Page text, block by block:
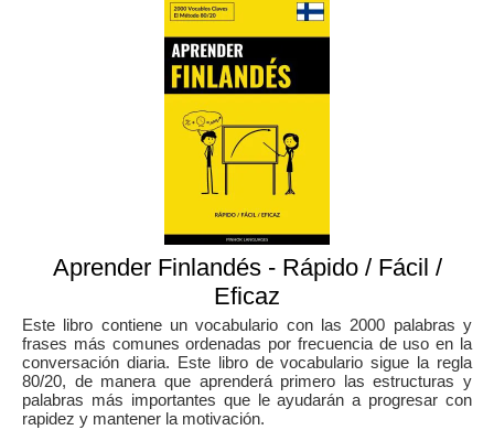
Aprender Finlandés - Rápido / Fácil /
Eficaz
Este libro contiene un vocabulario con las 2000 palabras y
frases más comunes ordenadas por frecuencia de uso en la
conversación diaria. Este libro de vocabulario sigue la regla
80/20, de manera que aprenderá primero las estructuras y
palabras más importantes que le ayudarán a progresar con
rapidez y mantener la motivación.